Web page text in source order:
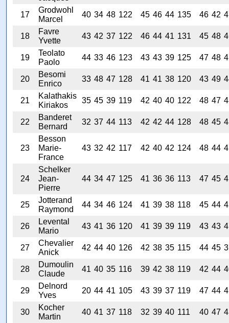
17
Grodwohl
Marcel
40 34 48 122 45 46 44 135 46 42
18
Favre
Yvette
43 42 37 122 46 44 41 131 45 48
19
Teolato
Paolo
44 33 46 123 43 43 39 125 47 48
20
Besomi
Enrico
33 48 47 128 41 41 38 120 43 49
21
Kalathakis
Kiriakos
35 45 39 119 42 40 40 122 48 47
22
Banderet
Bernard
32 37 44 113 42 42 44 128 48 45
23
Besson
Marie-
France
43 32 42 117 42 40 42 124 48 44
24
Schelker
Jean-
Pierre
44 34 47 125 41 36 36 113 47 45
25
Jotterand
Raymond
44 34 46 124 41 39 38 118 45 44
26
Levental
Mario
43 41 36 120 41 39 39 119 43 43
27
Chevalier
Anick
42 44 40 126 42 38 35 115 44 45
28
Dumoulin
Claude
41 40 35 116 39 42 38 119 42 44
29
Delnord
Yves
20 44 41 105 43 39 37 119 47 44
30
Kocher
Martin
40 41 37 118 32 39 40 111 40 47